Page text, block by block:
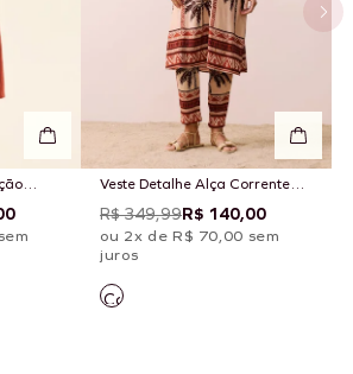
Veste Detalhe Alça Corrente
Estampado Marajoara
R$ 349,99R$ 140,00
ou 2x de R$ 70,00 sem
juros